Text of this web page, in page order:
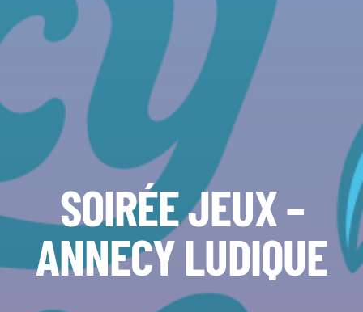
SOIRÉE JEUX –
ANNECY LUDIQUE